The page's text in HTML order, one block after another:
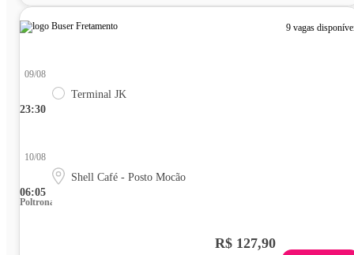
9 vagas
23:30
09/08
Terminal JK
06:05
10/08
Shell Café - Posto Mocão
Poltrona
R$ 127,90